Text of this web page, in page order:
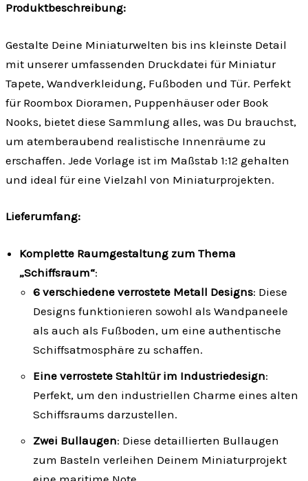
Produktbeschreibung:
Gestalte Deine Miniaturwelten bis ins kleinste Detail
mit unserer umfassenden Druckdatei für Miniatur
Tapete, Wandverkleidung, Fußboden und Tür. Perfekt
für Roombox Dioramen, Puppenhäuser oder Book
Nooks, bietet diese Sammlung alles, was Du brauchst,
um atemberaubend realistische Innenräume zu
erschaffen. Jede Vorlage ist im Maßstab 1:12 gehalten
und ideal für eine Vielzahl von Miniaturprojekten.
Lieferumfang:
Komplette Raumgestaltung zum Thema
„Schiffsraum“:
6 verschiedene verrostete Metall Designs: Diese
Designs funktionieren sowohl als Wandpaneele
als auch als Fußboden, um eine authentische
Schiffsatmosphäre zu schaffen.
Eine verrostete Stahltür im Industriedesign:
Perfekt, um den industriellen Charme eines alten
Schiffsraums darzustellen.
Zwei Bullaugen: Diese detaillierten Bullaugen
zum Basteln verleihen Deinem Miniaturprojekt